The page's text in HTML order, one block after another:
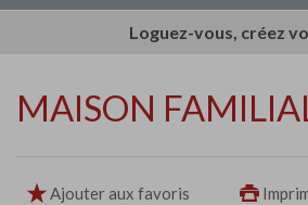
Loguez-vous, créez
MAISON
Ajouter aux favoris